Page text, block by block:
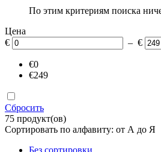
По этим критериям поиска
Цена
€
– €
€0
€249
Сбросить
75 продукт(ов)
Сортировать по алфавиту: от А до Я